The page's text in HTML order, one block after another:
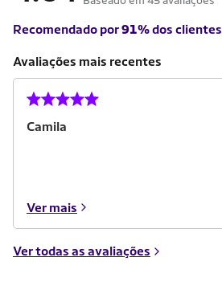
Recomendado por91%dos clientes
Avaliações mais recentes
Camila
Ver mais
Ver todas as avaliações